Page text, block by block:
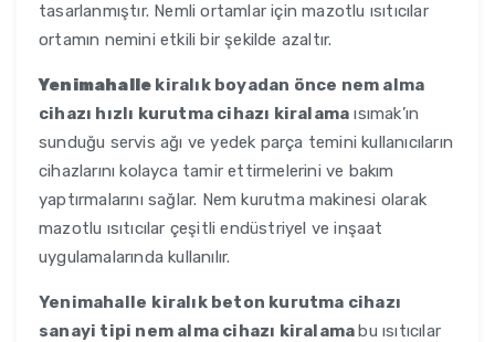
tasarlanmıştır. Nemli ortamlar için mazotlu ısıtıcılar
ortamın nemini etkili bir şekilde azaltır.
Yenimahalle kiralık boyadan önce nem alma
cihazı hızlı kurutma cihazı kiralama ısımak’ın
sunduğu servis ağı ve yedek parça temini kullanıcıların
cihazlarını kolayca tamir ettirmelerini ve bakım
yaptırmalarını sağlar. Nem kurutma makinesi olarak
mazotlu ısıtıcılar çeşitli endüstriyel ve inşaat
uygulamalarında kullanılır.
Yenimahalle kiralık beton kurutma cihazı
sanayi tipi nem alma cihazı kiralamabu ısıtıcılar